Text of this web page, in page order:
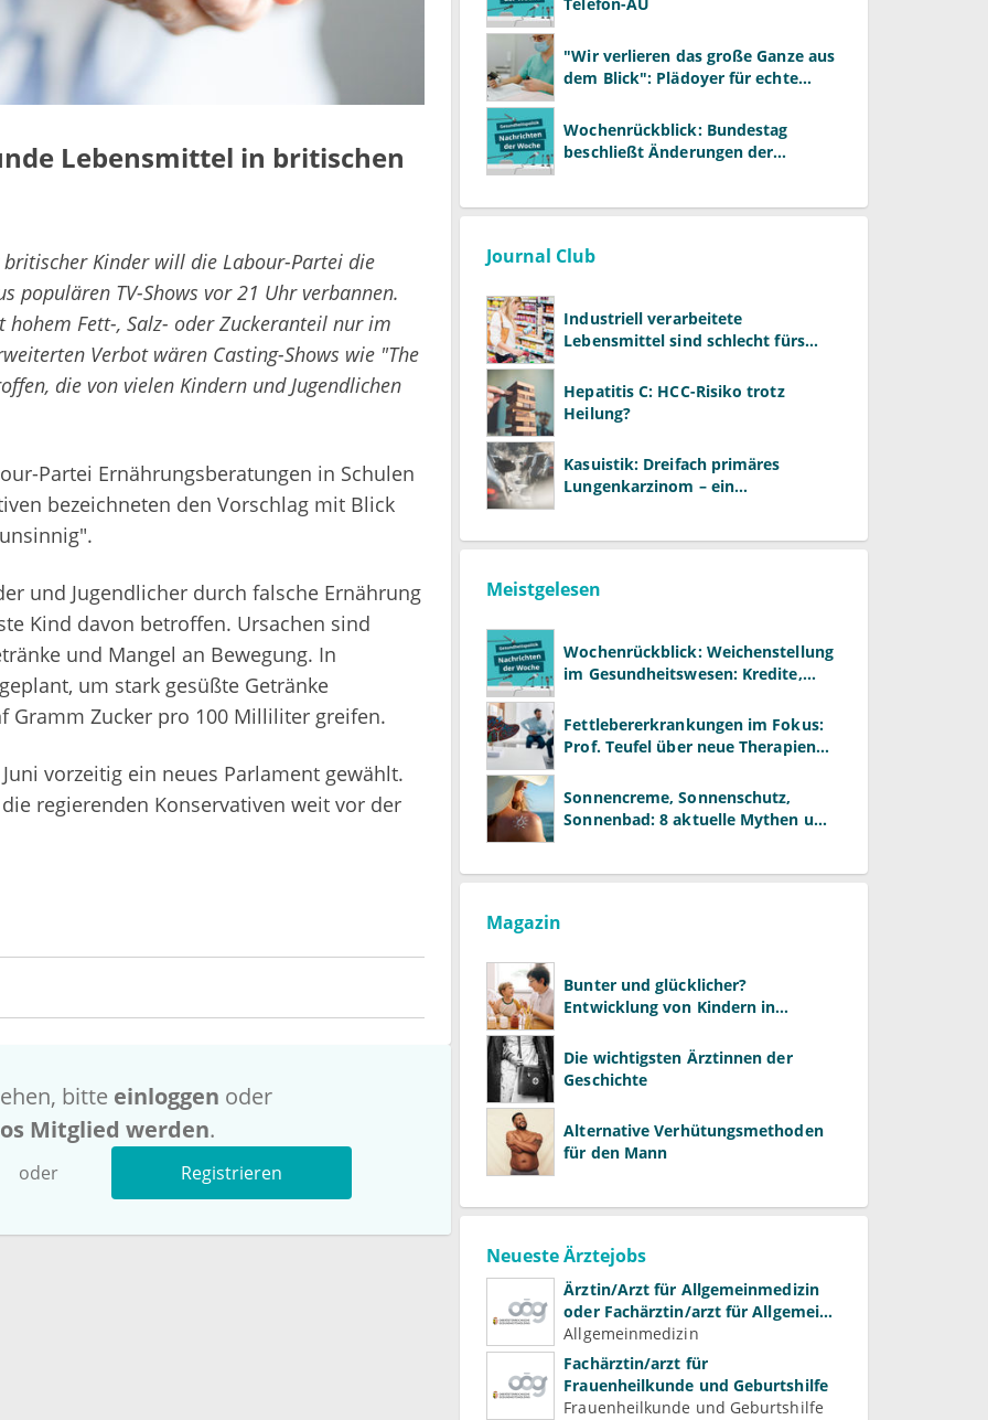
Lebensmittel in britischen
Kinder will die Labour-Partei die
populären TV-Shows vor 21 Uhr verbannen.
Fett-, Salz- oder Zuckeranteil nur im
Verbot wären Casting-Shows wie "The
die von vielen Kindern und Jugendlichen
Partei Ernährungsberatungen in Schulen
bezeichneten den Vorschlag mit Blick
und Jugendlicher durch falsche Ernährung
Kind davon betroffen. Ursachen sind
und Mangel an Bewegung. In
um stark gesüßte Getränke
Gramm Zucker pro 100 Milliliter greifen.
vorzeitig ein neues Parlament gewählt.
regierenden Konservativen weit vor der
bitte einloggen oder
Mitglied werden.
oder Registrieren
"Wir verlieren das große Ganze aus
dem Blick": Plädoyer für echte
Wochenrückblick: Bundestag
beschließt Änderungen der
Journal Club
Industriell verarbeitete
Lebensmittel sind schlecht fürs
Hepatitis C: HCC-Risiko trotz
Heilung?
Kasuistik: Dreifach primäres
Lungenkarzinom – ein
Meistgelesen
Wochenrückblick: Weichenstellung
im Gesundheitswesen: Kredite,
Fettlebererkrankungen im Fokus:
Prof. Teufel über neue Therapien
Sonnencreme, Sonnenschutz,
Sonnenbad: 8 aktuelle Mythen und
Magazin
Bunter und glücklicher?
Entwicklung von Kindern in
Die wichtigsten Ärztinnen der
Geschichte
Alternative Verhütungsmethoden
für den Mann
Neueste Ärztejobs
Ärztin/Arzt für Allgemeinmedizin
oder Fachärztin/arzt für Allgemein-
und Familienmedizin für
Psychiatrie und
Psychotherapeutische Medizin
Allgemeinmedizin
Fachärztin/arzt für
Frauenheilkunde und Geburtshilfe
Frauenheilkunde und Geburtshilfe